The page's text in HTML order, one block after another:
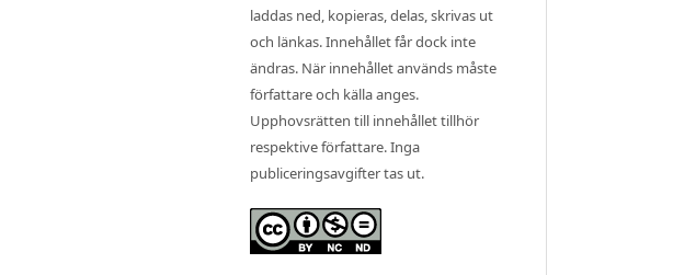
laddas ned, kopieras, delas, skrivas ut
och länkas. Innehållet får dock inte
ändras. När innehållet används måste
författare och källa anges.
Upphovsrätten till innehållet tillhör
respektive författare. Inga
publiceringsavgifter tas ut.